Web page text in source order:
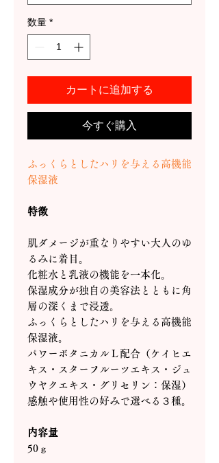
数量 *
カートに追加する
今すぐ購入
ふっくらとしたハリを与える高機能
保湿液
特徴
肌ダメージが重なりやすい大人のゆ
るみに着目。
化粧水と乳液の機能を一本化。
保湿成分が独自の美容法とともに角
層の深くまで浸透。
ふっくらとしたハリを与える高機能
保湿液。
パワーボタニカルＬ配合（ケイヒエ
キス・スターフルーツエキス・ジュ
ウヤクエキス・グリセリン：保湿）
感触や使用性の好みで選べる３種。
内容量
50ｇ